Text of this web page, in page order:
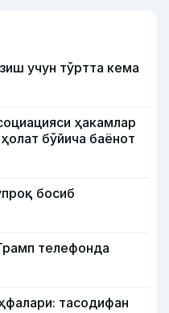
учун тўртта кема
ҳакамлар
бўйича баёнот
босиб
телефонда
тасодифан